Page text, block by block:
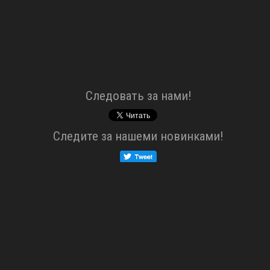
Cледовать за нами!
Cледите за нашеми новинками!